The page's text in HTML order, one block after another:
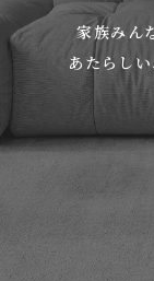
家族みん
あたらし